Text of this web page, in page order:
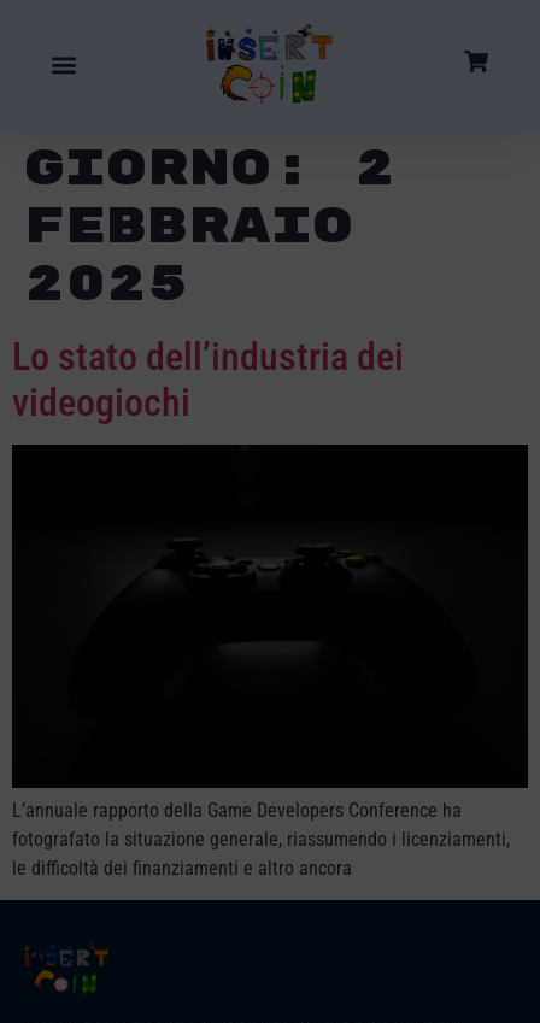
Giorno: 2
Febbraio
2025
Lo stato dell’industria dei
videogiochi
L’annuale rapporto della Game Developers Conference ha
fotografato la situazione generale, riassumendo i licenziamenti,
le difficoltà dei finanziamenti e altro ancora